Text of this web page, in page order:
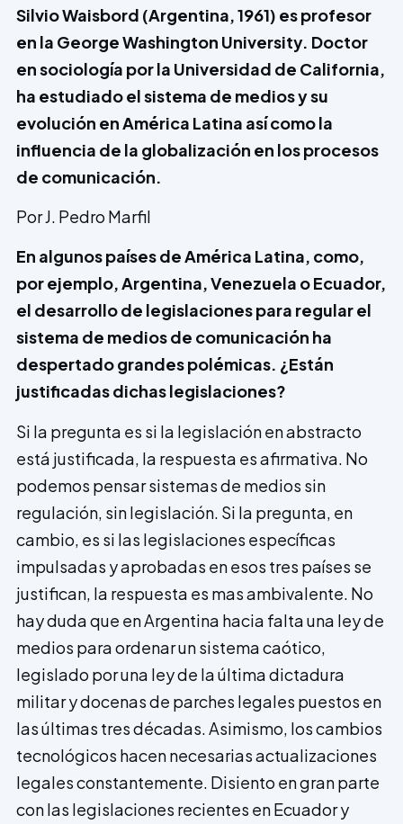
Silvio Waisbord (Argentina, 1961) es profesor
en la George Washington University. Doctor
en sociología por la Universidad de California,
ha estudiado el sistema de medios y su
evolución en América Latina así como la
influencia de la globalización en los procesos
de comunicación.
PorJ. Pedro Marfil
En algunos países de América Latina, como,
por ejemplo, Argentina, Vene­zuela o Ecuador,
el desarrollo de legislaciones para regular el
sistema de medios de comunicación ha
despertado grandes polémicas. ¿Están
justificadas dichas legislaciones?
Si la pregunta es si la legislación en abs­tracto
está justificada, la respuesta es afirmativa. No
podemos pensar sistemas de medios sin
regulación, sin legislación. Si la pregunta, en
cambio, es si las legislaciones específicas
impulsadas y aprobadas en esos tres países se
justifican, la respuesta es mas ambivalente. No
hay duda que en Argentina hacia falta una ley de
medios para ordenar un sistema caótico,
legislado por una ley de la última dictadura
militar y docenas de parches legales puestos en
las últimas tres décadas. Asimismo, los cambios
tecnológicos hacen necesarias actualizaciones
legales constantemente. Di­siento en gran parte
con las legislaciones recientes en Ecuador y